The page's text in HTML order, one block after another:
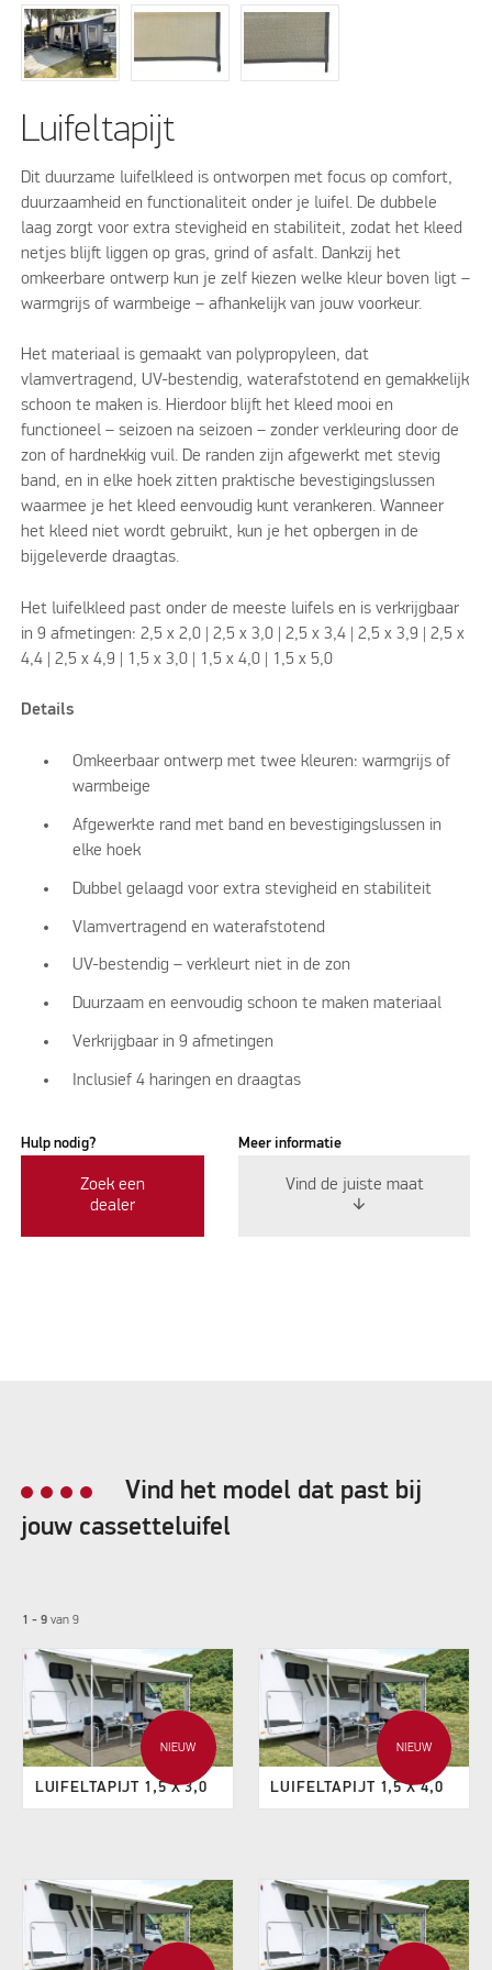
Luifeltapijt
Dit duurzame luifelkleed is ontworpen met focus op comfort,
duurzaamheid en functionaliteit onder je luifel. De dubbele
laag zorgt voor extra stevigheid en stabiliteit, zodat het kleed
netjes blijft liggen op gras, grind of asfalt. Dankzij het
omkeerbare ontwerp kun je zelf kiezen welke kleur boven ligt –
warmgrijs of warmbeige – afhankelijk van jouw voorkeur.
Het materiaal is gemaakt van polypropyleen, dat
vlamvertragend, UV-bestendig, waterafstotend en gemakkelijk
schoon te maken is. Hierdoor blijft het kleed mooi en
functioneel – seizoen na seizoen – zonder verkleuring door de
zon of hardnekkig vuil. De randen zijn afgewerkt met stevig
band, en in elke hoek zitten praktische bevestigingslussen
waarmee je het kleed eenvoudig kunt verankeren. Wanneer
het kleed niet wordt gebruikt, kun je het opbergen in de
bijgeleverde draagtas.
Het luifelkleed past onder de meeste luifels en is verkrijgbaar
in 9 afmetingen: 2,5 x 2,0 | 2,5 x 3,0 | 2,5 x 3,4 | 2,5 x 3,9 | 2,5 x
4,4 | 2,5 x 4,9 | 1,5 x 3,0 | 1,5 x 4,0 | 1,5 x 5,0
Details
Omkeerbaar ontwerp met twee kleuren: warmgrijs of
warmbeige
Afgewerkte rand met band en bevestigingslussen in
elke hoek
Dubbel gelaagd voor extra stevigheid en stabiliteit
Vlamvertragend en waterafstotend
UV-bestendig – verkleurt niet in de zon
Duurzaam en eenvoudig schoon te maken materiaal
Verkrijgbaar in 9 afmetingen
Inclusief 4 haringen en draagtas
Hulp nodig?
Zoek een
dealer
Meer informatie
Vind de juiste maat
Vind het model dat past bij
jouw cassetteluifel
1 - 9van 9
NIEUW
LUIFELTAPIJT 1,5 X 3,0
NIEUW
LUIFELTAPIJT 1,5 X 4,0